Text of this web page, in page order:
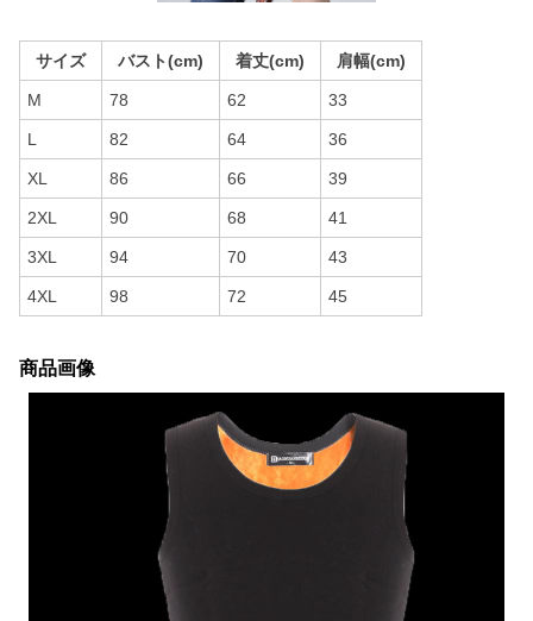
サイズ バスト(cm) 着丈(cm) 肩幅(cm)
M 78 62 33
L 82 64 36
XL 86 66 39
2XL 90 68 41
3XL 94 70 43
4XL 98 72 45
商品画像